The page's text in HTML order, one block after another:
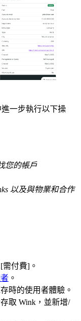
進一步執行以下操
您的帳戶
以及與物業和合作
付費]。
。
時的使用者體驗。
取 Wink，並新增/